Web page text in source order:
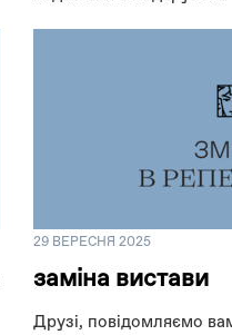
29 ВЕРЕСНЯ 2025
заміна вистави
Друзі, повідомляємо